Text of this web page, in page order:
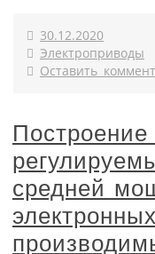
30.12.2020
Электроприводы
Оставить
Построение
средней